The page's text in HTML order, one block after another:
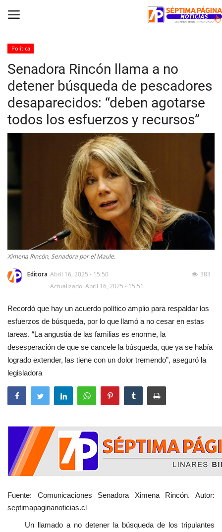
Inicio
Crónica
Policial
Política
Política
Senadora Rincón llama a no
detener búsqueda de pescadores
desaparecidos: “deben agotarse
todos los esfuerzos y recursos”
Ximena Rincón, Senadora por el Maule.
Editora Abril 16, 2025 - 15:50
Actualizado: Abril 16, 2025 - 15:51
383
Recordó que hay un acuerdo político amplio para respaldar los
esfuerzos de búsqueda, por lo que llamó a no cesar en estas
tareas. “La angustia de las familias es enorme, la
desesperación de que se cancele la búsqueda, que ya se había
logrado extender, las tiene con un dolor tremendo”, aseguró la
legisladora
Fuente: Comunicaciones Senadora Ximena Rincón. Autor:
septimapaginanoticias.cl
Un llamado a no detener la búsqueda de los tripulantes